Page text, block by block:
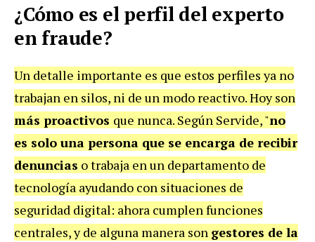
¿Cómo es el perfil del experto
en fraude?
Un detalle importante es que estos perfiles ya no
trabajan en silos, ni de un modo reactivo. Hoy son
más proactivos que nunca. Según Servide, "no
es solo una persona que se encarga de recibir
denuncias o trabaja en un departamento de
tecnología ayudando con situaciones de
seguridad digital: ahora cumplen funciones
centrales, y de alguna manera son gestores de la